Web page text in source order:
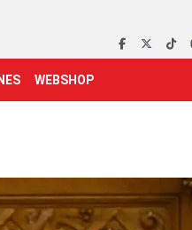
WEBSHOP